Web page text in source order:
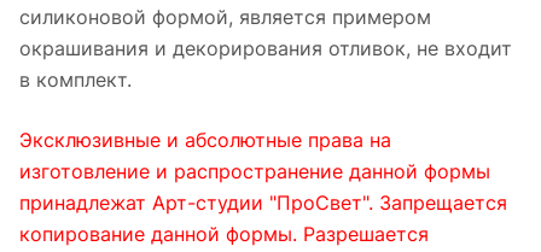
силиконовой формой, является примером
окрашивания и декорирования отливок, не входит
в комплект.
Эксклюзивные и абсолютные права на
изготовление и распространение данной формы
принадлежат Арт-студии "ПроСвет". Запрещается
копирование данной формы. Разрешается